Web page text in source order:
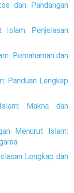
dan Pandangan
Islam: Penjelasan
Pemahaman dan
Panduan Lengkap
Makna dan
Menurut Islam:
Lengkap dan